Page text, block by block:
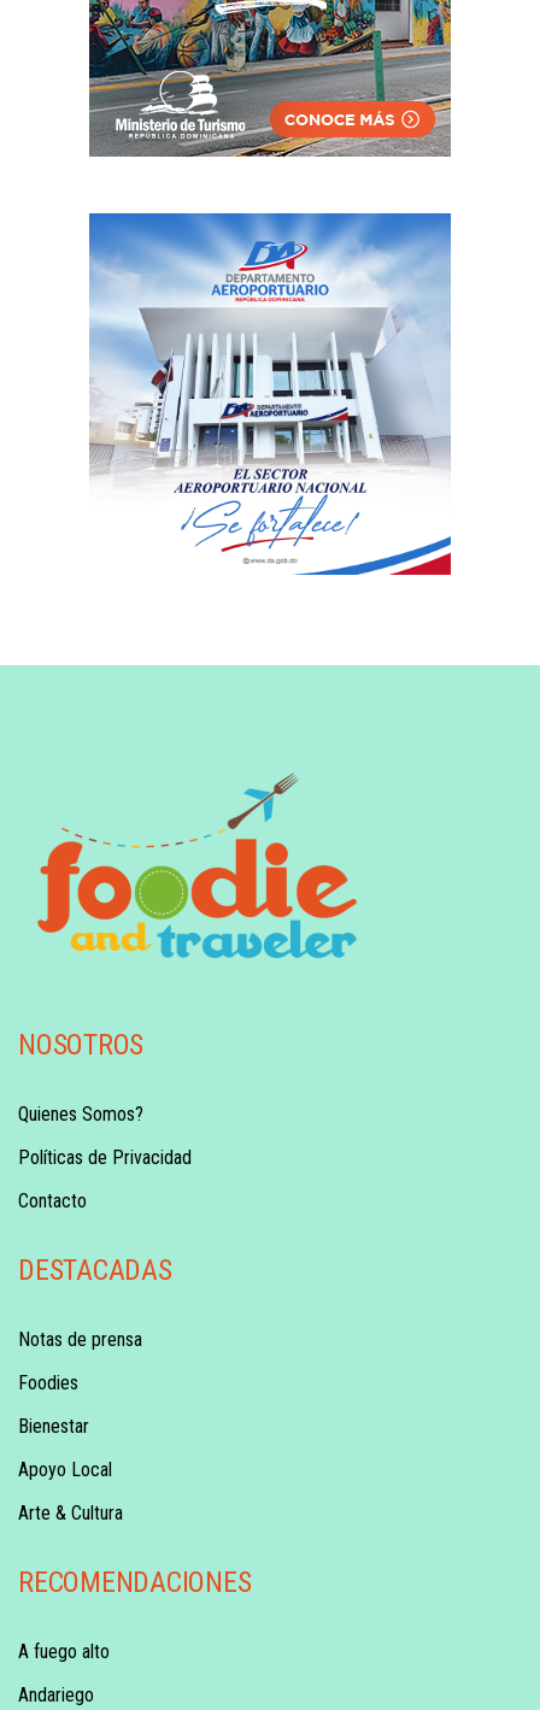
NOSOTROS
Quienes Somos?
Políticas de Privacidad
Contacto
DESTACADAS
Notas de prensa
Foodies
Bienestar
Apoyo Local
Arte & Cultura
RECOMENDACIONES
A fuego alto
Andariego